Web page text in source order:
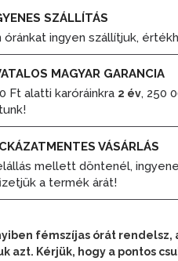
SZÁLLÍTÁS
óránkat ingyen szállítjuk,
MAGYAR GARANCIA
Ft alatti karóráinkra 2 év, 250
VÁSÁRLÁS
mellett döntenél,
a termék árát!
fémszíjas órát
azt. Kérjük, hogy a pontos